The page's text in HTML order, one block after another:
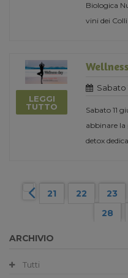
Biologica
vini dei
LEGGI
TUTTO
Sabato
Sabato 11
abbinare la
detox
21 22 23
28
ARCHIVIO
Tutti